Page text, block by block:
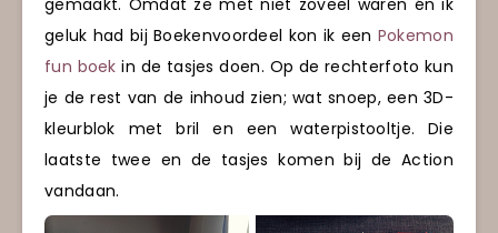
gemaakt. Omdat ze met niet zoveel waren én ik
geluk had bij Boekenvoordeel kon ik een Pokemon
fun boek in de tasjes doen. Op de rechterfoto kun
je de rest van de inhoud zien; wat snoep, een 3D-
kleurblok met bril en een waterpistooltje. Die
laatste twee en de tasjes komen bij de Action
vandaan.